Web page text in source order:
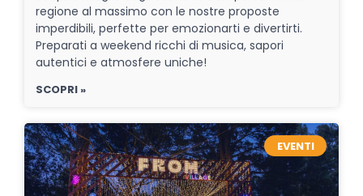
regione al massimo con le nostre proposte
imperdibili, perfette per emozionarti e divertirti.
Preparati a weekend ricchi di musica, sapori
autentici e atmosfere uniche!
SCOPRI »
EVENTI